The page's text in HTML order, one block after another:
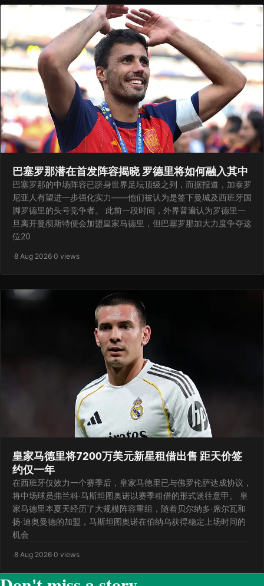
巴塞罗那潜在首发阵容揭晓 罗德里将如何融入其中
巴塞罗那的中场阵容已跻身世界足坛顶级之列，而据报道，加泰罗
尼亚人有望进一步强化实力——他们被认为是签下曼城及西班牙国
脚罗德里的头号竞争者。 此前一段时间，外界普遍认为罗德里一
旦离开曼彻斯特便会加盟皇家马德里，但巴塞罗那加大力度争夺这
位20
·8 Aug 2026·0 views
皇家马德里将7200万美元新星租借出售 距天价签
约仅一年
在西班牙仅效力一个赛季后，皇家马德里已与佛罗伦萨达成协议，
将中场球员弗兰科·马斯坦图奥诺以赛季租借的形式送往意甲。 皇
家马德里本夏天经历了大规模阵容重组，随着贝尔纳多·席尔瓦和
扬·迪奥曼德的加盟，马斯坦图奥诺在伯纳乌获得稳定上场时间的
机会
·8 Aug 2026·0 views